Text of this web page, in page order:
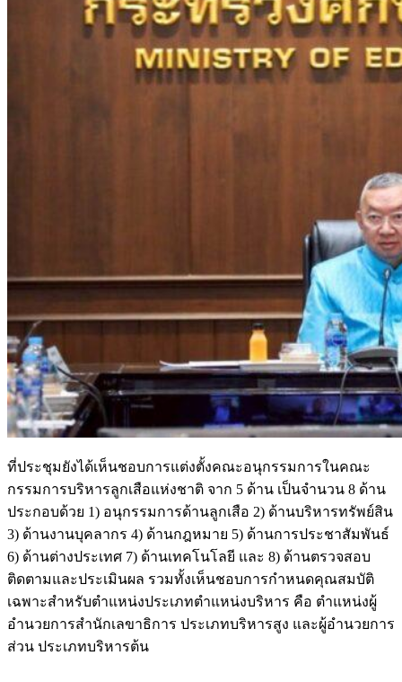
ที่ประชุมยังได้เห็นชอบการแต่งตั้งคณะอนุกรรมการในคณะ
กรรมการบริหารลูกเสือแห่งชาติ จาก 5 ด้าน เป็นจำนวน 8 ด้าน
ประกอบด้วย 1) อนุกรรมการด้านลูกเสือ 2) ด้านบริหารทรัพย์สิน
3) ด้านงานบุคลากร 4) ด้านกฎหมาย 5) ด้านการประชาสัมพันธ์
6) ด้านต่างประเทศ 7) ด้านเทคโนโลยี และ 8) ด้านตรวจสอบ
ติดตามและประเมินผล รวมทั้งเห็นชอบการกำหนดคุณสมบัติ
เฉพาะสำหรับตำแหน่งประเภทตำแหน่งบริหาร คือ ตำแหน่งผู้
อำนวยการสำนักเลขาธิการ ประเภทบริหารสูง และผู้อำนวยการ
ส่วน ประเภทบริหารต้น